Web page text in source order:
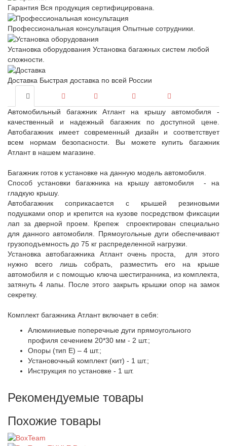
Гарантия Вся продукция сертифицирована.
Профессиональная консультация Опытные сотрудники.
Установка оборудования Установка багажных систем любой
сложности.
Доставка Быстрая доставка по всей России
Автомобильный багажник Атлант на крышу автомобиля -
качественный и надежный багажник по доступной цене.
Автобагажник имеет современный дизайн и соответствует
всем нормам безопасности. Вы можете купить багажник
Атлант в нашем магазине.
Багажник готов к установке на данную модель автомобиля.
Способ установки багажника на крышу автомобиля - на
гладкую крышу.
Автобагажник соприкасается с крышей резиновыми
подушками опор и крепится на кузове посредством фиксации
лап за дверной проем. Крепеж спроектирован специально
для данного автомобиля. Прямоугольные дуги обеспечивают
грузоподъемность до 75 кг распределенной нагрузки.
Установка автобагажника Атлант очень проста, для этого
нужно всего лишь собрать, разместить его на крыше
автомобиля и с помощью ключа шестигранника, из комплекта,
затянуть 4 лапы. После этого закрыть крышки опор на замок
секретку.
Комплект багажника Атлант включает в себя:
Алюминиевые поперечные дуги прямоугольного
профиля сечением 20*30 мм - 2 шт.;
Опоры (тип Е) – 4 шт.;
Установочный комплект (кит) - 1 шт.;
Инструкция по установке - 1 шт.
Рекомендуемые товары
Похожие товары